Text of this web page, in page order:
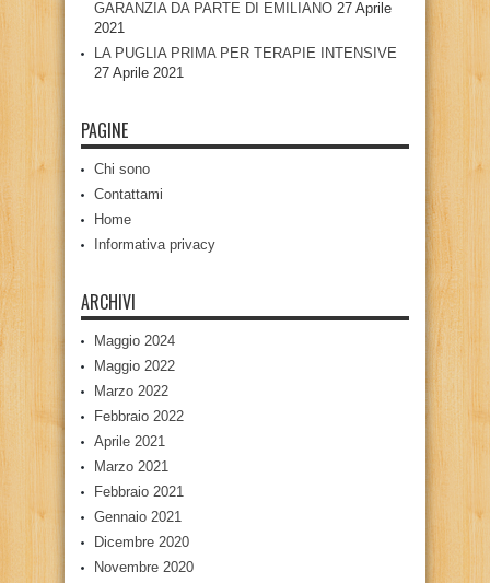
GARANZIA DA PARTE DI EMILIANO 27 Aprile
2021
LA PUGLIA PRIMA PER TERAPIE INTENSIVE
27 Aprile 2021
PAGINE
Chi sono
Contattami
Home
Informativa privacy
ARCHIVI
Maggio 2024
Maggio 2022
Marzo 2022
Febbraio 2022
Aprile 2021
Marzo 2021
Febbraio 2021
Gennaio 2021
Dicembre 2020
Novembre 2020